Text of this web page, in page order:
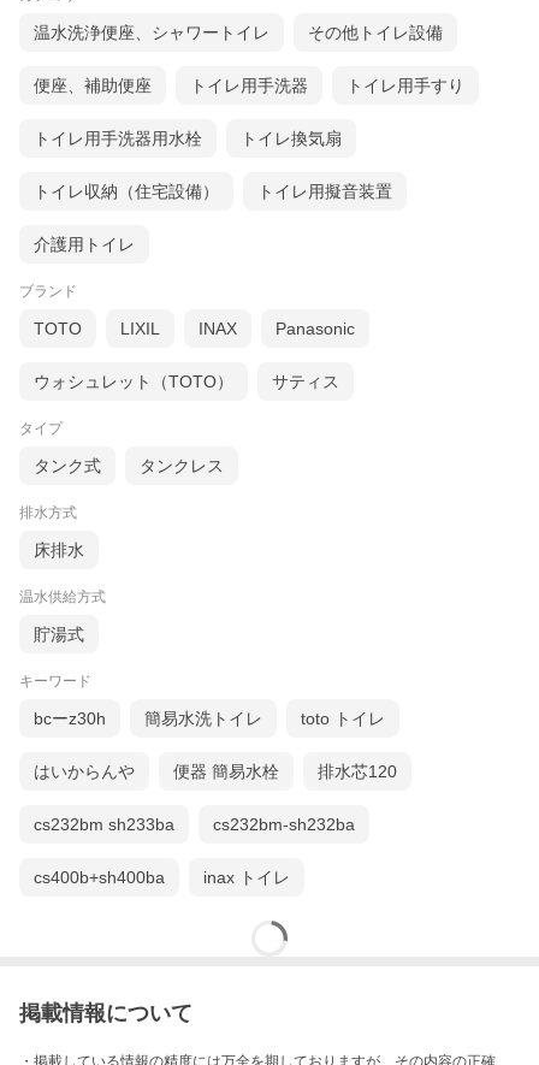
温水洗浄便座、シャワートイレ その他トイレ設備
便座、補助便座 トイレ用手洗器 トイレ用手すり
トイレ用手洗器用水栓 トイレ換気扇
トイレ収納（住宅設備） トイレ用擬音装置
介護用トイレ
ブランド
TOTO LIXIL INAX Panasonic
ウォシュレット（TOTO） サティス
タイプ
タンク式 タンクレス
排水方式
床排水
温水供給方式
貯湯式
キーワード
bcーz30h 簡易水洗トイレ toto トイレ
はいからんや 便器 簡易水栓 排水芯120
cs232bm sh233ba cs232bm-sh232ba
cs400b+sh400ba inax トイレ
掲載情報について